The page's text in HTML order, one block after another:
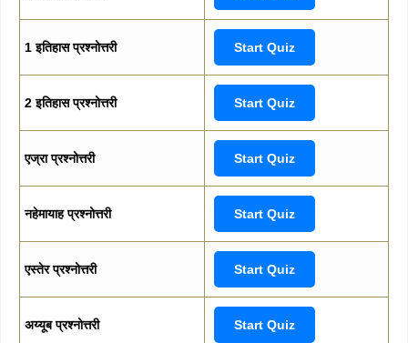
1 इतिहास प्रश्नोत्तरी Start Quiz
2 इतिहास प्रश्नोत्तरी Start Quiz
एज्रा प्रश्नोत्तरी Start Quiz
नहेमायाह प्रश्नोत्तरी Start Quiz
एस्तेर प्रश्नोत्तरी Start Quiz
अय्यूब प्रश्नोत्तरी Start Quiz